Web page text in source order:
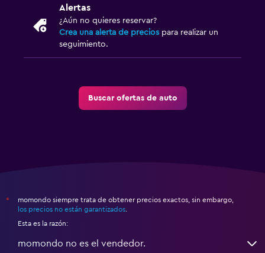
Alertas
¿Aún no quieres reservar?
Crea una alerta de precios para realizar un
seguimiento.
Buscar ofertas de auto
*
momondo siempre trata de obtener precios exactos, sin embargo,
los precios no están garantizados
Esta es la razón:
momondo no es el vendedor.